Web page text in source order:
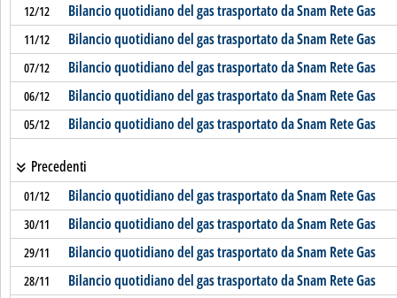
12/12 Bilancio quotidiano del gas trasportato da Snam Rete Gas
11/12 Bilancio quotidiano del gas trasportato da Snam Rete Gas
07/12 Bilancio quotidiano del gas trasportato da Snam Rete Gas
06/12 Bilancio quotidiano del gas trasportato da Snam Rete Gas
05/12 Bilancio quotidiano del gas trasportato da Snam Rete Gas
Precedenti
01/12 Bilancio quotidiano del gas trasportato da Snam Rete Gas
30/11 Bilancio quotidiano del gas trasportato da Snam Rete Gas
29/11 Bilancio quotidiano del gas trasportato da Snam Rete Gas
28/11 Bilancio quotidiano del gas trasportato da Snam Rete Gas